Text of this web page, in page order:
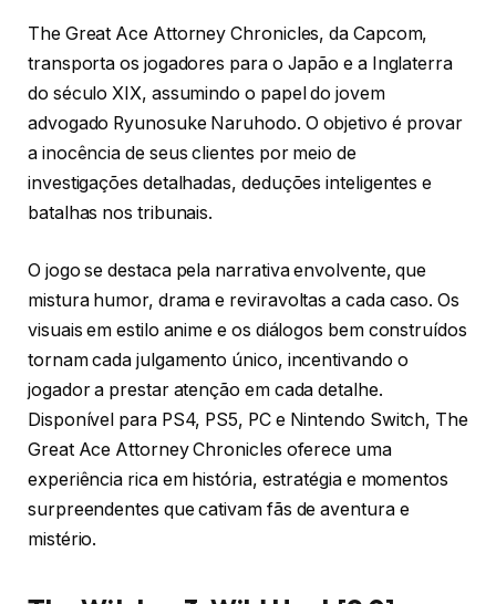
The Great Ace Attorney Chronicles, da Capcom,
transporta os jogadores para o Japão e a Inglaterra
do século XIX, assumindo o papel do jovem
advogado Ryunosuke Naruhodo. O objetivo é provar
a inocência de seus clientes por meio de
investigações detalhadas, deduções inteligentes e
batalhas nos tribunais.
O jogo se destaca pela narrativa envolvente, que
mistura humor, drama e reviravoltas a cada caso. Os
visuais em estilo anime e os diálogos bem construídos
tornam cada julgamento único, incentivando o
jogador a prestar atenção em cada detalhe.
Disponível para PS4, PS5, PC e Nintendo Switch, The
Great Ace Attorney Chronicles oferece uma
experiência rica em história, estratégia e momentos
surpreendentes que cativam fãs de aventura e
mistério.